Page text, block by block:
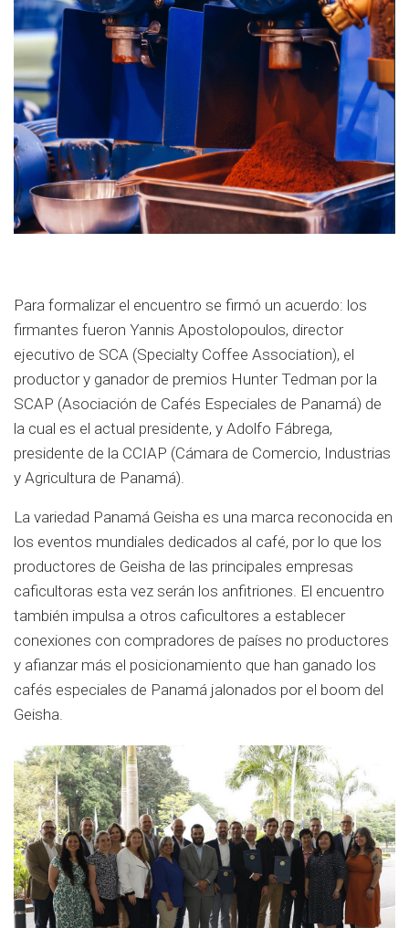
Para formalizar el encuentro se firmó un acuerdo: los
firmantes fueron Yannis Apostolopoulos, director
ejecutivo de SCA (Specialty Coffee Association), el
productor y ganador de premios Hunter Tedman por la
SCAP (Asociación de Cafés Especiales de Panamá) de
la cual es el actual presidente, y Adolfo Fábrega,
presidente de la CCIAP (Cámara de Comercio, Industrias
y Agricultura de Panamá).
La variedad Panamá Geisha es una marca reconocida en
los eventos mundiales dedicados al café, por lo que los
productores de Geisha de las principales empresas
caficultoras esta vez serán los anfitriones. El encuentro
también impulsa a otros caficultores a establecer
conexiones con compradores de países no productores
y afianzar más el posicionamiento que han ganado los
cafés especiales de Panamá jalonados por el boom del
Geisha.